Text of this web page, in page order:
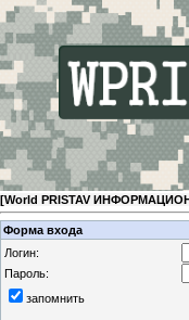
[World PRISTAV
Форма входа
Логин:
Пароль:
запомнить